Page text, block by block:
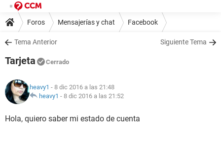
Foros Mensajerías y chat Facebook
Tema Anterior Siguiente Tema
Tarjeta Cerrado
heavy1 - 8 dic 2016 a las 21:48
heavy1 - 8 dic 2016 a las 21:52
Hola, quiero saber mi estado de cuenta